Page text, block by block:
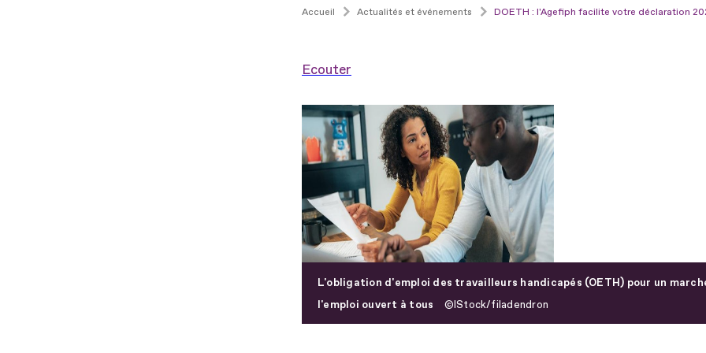
Accueil Actualités et événements DOETH : l'Agefiph facilite votre déclaration
Ecouter
L'obligation d'emploi des travailleurs handicapés (OETH) pour un
l'emploi ouvert à tous
IStock/filadendron